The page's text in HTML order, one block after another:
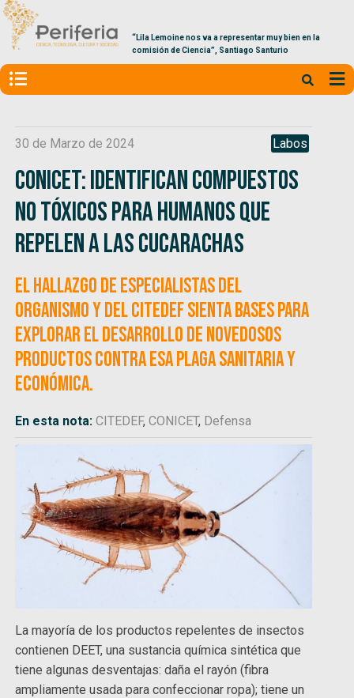
“Lila Lemoine nos va a representar muy bien en la
comisión de Ciencia”, Santiago Santurio
30 de Marzo de 2024 Labos
CONICET: Identifican compuestos
no tóxicos para humanos que
repelen a las cucarachas
El hallazgo de especialistas del
organismo y del CITEDEF sienta bases para
explorar el desarrollo de novedosos
productos contra esa plaga sanitaria y
económica.
En esta nota:CITEDEF,CONICET, Defensa
La mayoría de los productos repelentes de insectos
contienen DEET, una sustancia química sintética que
tiene algunas desventajas: daña el rayón (fibra
ampliamente usada para confeccionar ropa); tiene un